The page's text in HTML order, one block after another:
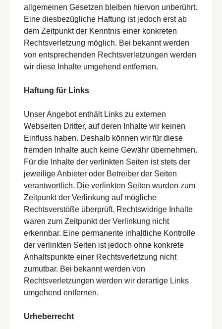
allgemeinen Gesetzen bleiben hiervon unberührt.
Eine diesbezügliche Haftung ist jedoch erst ab
dem Zeitpunkt der Kenntnis einer konkreten
Rechtsverletzung möglich. Bei bekannt werden
von entsprechenden Rechtsverletzungen werden
wir diese Inhalte umgehend entfernen.
Haftung für Links
Unser Angebot enthält Links zu externen
Webseiten Dritter, auf deren Inhalte wir keinen
Einfluss haben. Deshalb können wir für diese
fremden Inhalte auch keine Gewähr übernehmen.
Für die Inhalte der verlinkten Seiten ist stets der
jeweilige Anbieter oder Betreiber der Seiten
verantwortlich. Die verlinkten Seiten wurden zum
Zeitpunkt der Verlinkung auf mögliche
Rechtsverstöße überprüft. Rechtswidrige Inhalte
waren zum Zeitpunkt der Verlinkung nicht
erkennbar. Eine permanente inhaltliche Kontrolle
der verlinkten Seiten ist jedoch ohne konkrete
Anhaltspunkte einer Rechtsverletzung nicht
zumutbar. Bei bekannt werden von
Rechtsverletzungen werden wir derartige Links
umgehend entfernen.
Urheberrecht